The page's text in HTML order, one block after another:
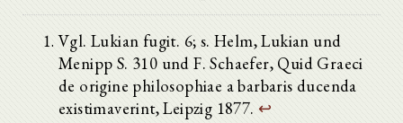
Vgl. Lukian fugit. 6; s. Helm, Lukian und
Menipp S. 310 und F. Schaefer, Quid Graeci
de origine philosophiae a barbaris ducenda
existimaverint, Leipzig 1877. ↩